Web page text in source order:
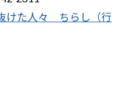
けた人々 ちらし（行